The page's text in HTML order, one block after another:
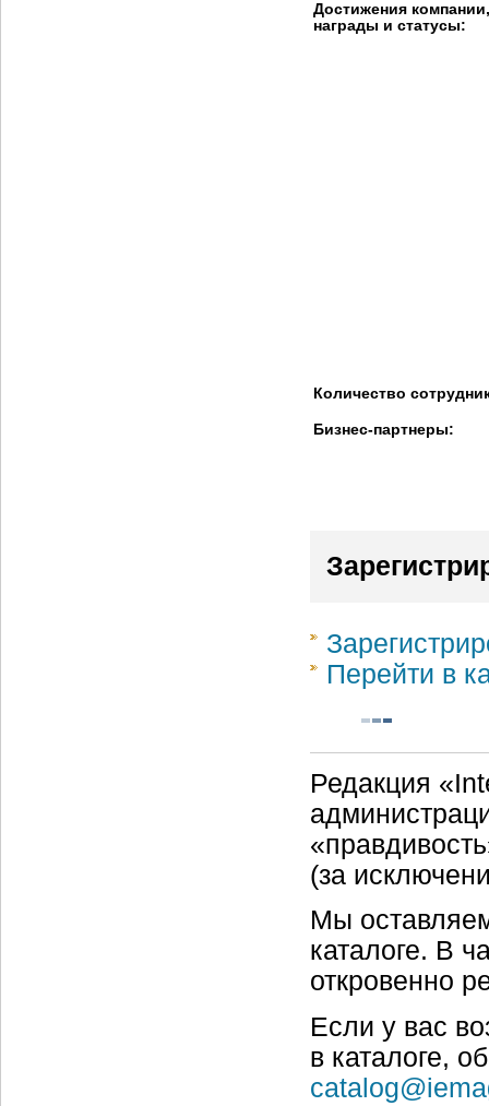
Достижения компании,
награды и статусы:
Количество
Бизнес-партнеры:
Перейти в
Редакция
(за
Мы
каталоге. В
откровенно
Если у вас
в каталоге,